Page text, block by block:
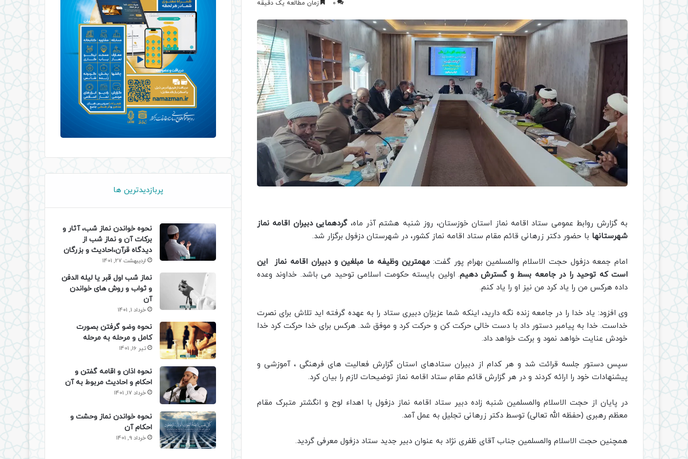
0 زمان مطالعه یک دقیقه
به گزارش روابط عمومی ستاد اقامه نماز استان خوزستان، روز شنبه هشتم آذر ماه،گردهمایی دبیران اقامه نماز
شهرستانها با حضور دکتر زرهانی قائم مقام ستاد اقامه نماز کشور، در شهرستان دزفول برگزار شد.
امام جمعه دزفول حجت الاسلام والمسلمین بهرام پور گفت:مهمترین وظیفه ما مبلغین و دبیران اقامه نماز این
است که توحید را در جامعه بسط و گسترش دهیم. اولین بایسته حکومت اسلامی توحید می باشد. خداوند وعده
داده هرکس من را یاد کرد من نیز او را یاد کنم.
وی افزود: یاد خدا را در جامعه زنده نگه دارید، اینکه شما عزیزان دبیری ستاد را به عهده گرفته اید تلاش برای نصرت
خداست. خدا به پیامبر دستور داد با دست خالی حرکت کن و حرکت کرد و موفق شد. هرکس برای خدا حرکت کرد خدا
خودش عنایت خواهد نمود و برکت خواهد داد.
سپس دستور جلسه قرائت شد و هر کدام از دبیران ستادهای استان گزارش فعالیت های فرهنگی ، آموزشی و
پیشنهادات خود را ارائه کردند و در هر گزارش قائم مقام ستاد اقامه نماز توضیحات لازم را بیان کرد.
در پایان از حجت الاسلام والمسلمین شنبه زاده دبیر ستاد اقامه نماز دزفول با اهداء لوح و انگشتر متبرک مقام
معظم رهبری (حفظه الله تعالی) توسط دکتر زرهانی تجلیل به عمل آمد.
همچنین حجت الاسلام والمسلمین جناب آقای ظفری نژاد به عنوان دبیر جدید ستاد دزفول معرفی گردید.
پربازدیدترین ها
نحوه خواندن نماز شب، آثار و
برکات آن و نماز شب از
دیدگاه قرآن،احادیث و بزرگان
اردیبهشت 27, 1401
نماز شب اول قبر یا لیله الدفن
و ثواب و روش های خواندن
آن
خرداد 1, 1401
نحوه وضو گرفتن بصورت
کامل و مرحله به مرحله
تیر 16, 1401
نحوه اذان و اقامه گفتن و
احکام و احادیث مربوط به آن
خرداد 17, 1401
نحوه خواندن نماز وحشت و
احکام آن
خرداد 9, 1401